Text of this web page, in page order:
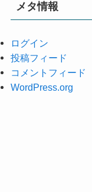
メタ情報
ログイン
投稿フィード
コメントフィード
WordPress.org